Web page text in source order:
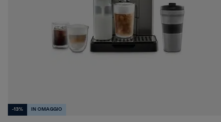
-13% IN OMAGGIO